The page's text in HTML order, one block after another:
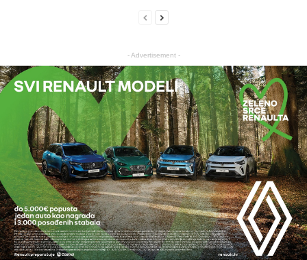
- Advertisement -